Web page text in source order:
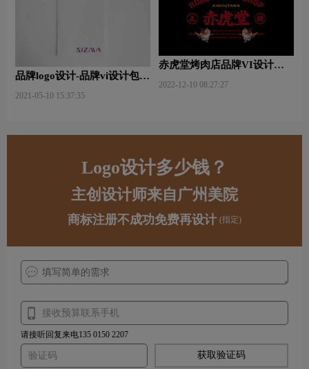
品牌logo设计-品牌vi设计包括
2021-05-10 15:37:35
赤虎堂烤肉店品牌VI设计赏
2022-12-10 08:27:27
Logo设计多少钱？
主创设计师来自广州美院
商标注册不成功免费再设计 (指定)
请接听回复来电135 0150 2207
获取验证码